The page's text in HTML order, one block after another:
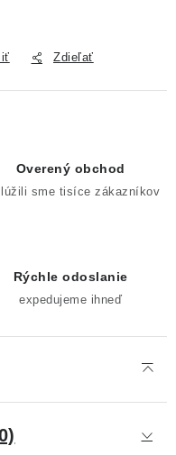
Zdieľať
Overený obchod
sme tisíce zákazníkov
Rýchle odoslanie
expedujeme ihneď